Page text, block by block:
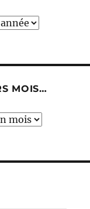
MOIS…